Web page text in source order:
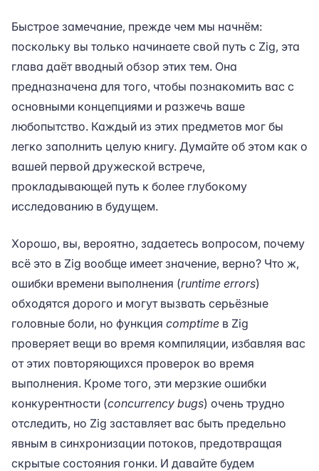
Быстрое замечание, прежде чем мы начнём:
поскольку вы только начинаете свой путь с Zig, эта
глава даёт вводный обзор этих тем. Она
предназначена для того, чтобы познакомить вас с
основными концепциями и разжечь ваше
любопытство. Каждый из этих предметов мог бы
легко заполнить целую книгу. Думайте об этом как о
вашей первой дружеской встрече,
прокладывающей путь к более глубокому
исследованию в будущем.
Хорошо, вы, вероятно, задаетесь вопросом, почему
всё это в Zig вообще имеет значение, верно? Что ж,
ошибки времени выполнения (runtime errors)
обходятся дорого и могут вызвать серьёзные
головные боли, но функция comptime в Zig
проверяет вещи во время компиляции, избавляя вас
от этих повторяющихся проверок во время
выполнения. Кроме того, эти мерзкие ошибки
конкурентности (concurrency bugs) очень трудно
отследить, но Zig заставляет вас быть предельно
явным в синхронизации потоков, предотвращая
скрытые состояния гонки. И давайте будем